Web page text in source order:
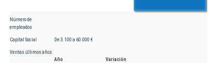
Número de
empleados
Capital Social De 3.100 a 60.000 €
Ventas últimos años
Año
Variación